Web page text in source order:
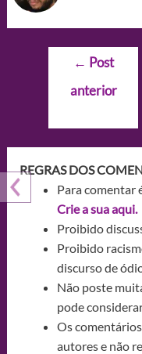
Navegação
Post
← Post
anterior
REGRAS DOS
Para comentar
Crie a sua aqui.
Proibido
Proibido
discurso de
Não poste
pode
Os
autores e não